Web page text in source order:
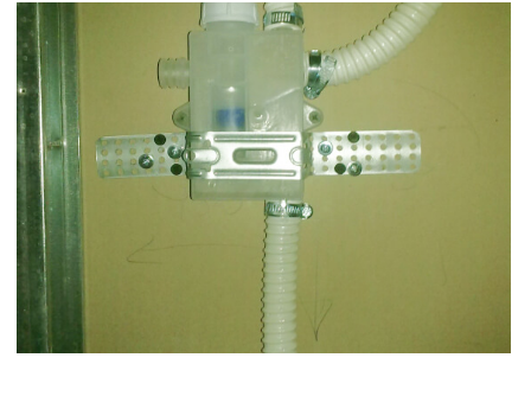
Заказать услугу
Каталог кондиционеров